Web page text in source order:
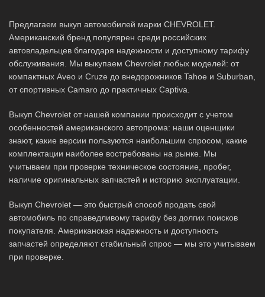
Предлагаем выкуп автомобилей марки CHEVROLET.
Американский бренд популярен среди российских
автовладельцев благодаря надежности и доступному тарифу
обслуживания. Мы выкупаем Chevrolet любых моделей: от
компактных Aveo и Cruze до внедорожников Tahoe и Suburban,
от спортивных Camaro до практичных Captiva.
Выкуп Chevrolet от нашей компании происходит с учетом
особенностей американского автопрома: наши оценщики
знают, какие версии пользуются наибольшим спросом, какие
комплектации наиболее востребованы на рынке. Мы
учитываем при проверке техническое состояние, пробег,
наличие оригинальных запчастей и историю эксплуатации.
Выкуп Chevrolet — это быстрый способ продать свой
автомобиль по справедливому тарифу без долгих поисков
покупателя. Американская надежность и доступность
запчастей определяют стабильный спрос — мы это учитываем
при проверке.